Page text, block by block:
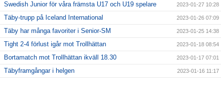
Swedish Junior för våra främsta U17 och U19 spelare 2023-01-27 10:28
Täby-trupp på Iceland International 2023-01-26 07:09
Täby har många favoriter i Senior-SM 2023-01-25 14:38
Tight 2-4 förlust igår mot Trollhättan 2023-01-18 08:54
Bortamatch mot Trollhättan ikväll 18.30 2023-01-17 07:01
Täbyframgångar i helgen 2023-01-16 11:17